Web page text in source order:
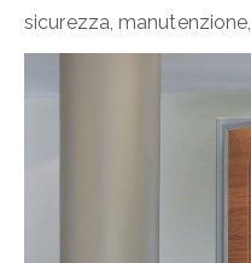
sicurezza,